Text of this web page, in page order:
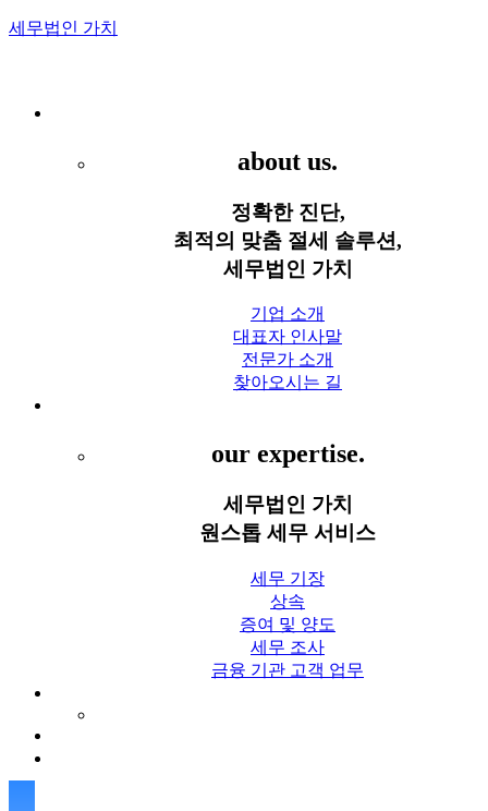
세무법인 가치
about us.
정확한 진단,
최적의 맞춤 절세 솔루션,
세무법인 가치
기업 소개
대표자 인사말
전문가 소개
찾아오시는 길
our expertise.
세무법인 가치
원스톱 세무 서비스
세무 기장
상속
증여 및 양도
세무 조사
금융 기관 고객 업무